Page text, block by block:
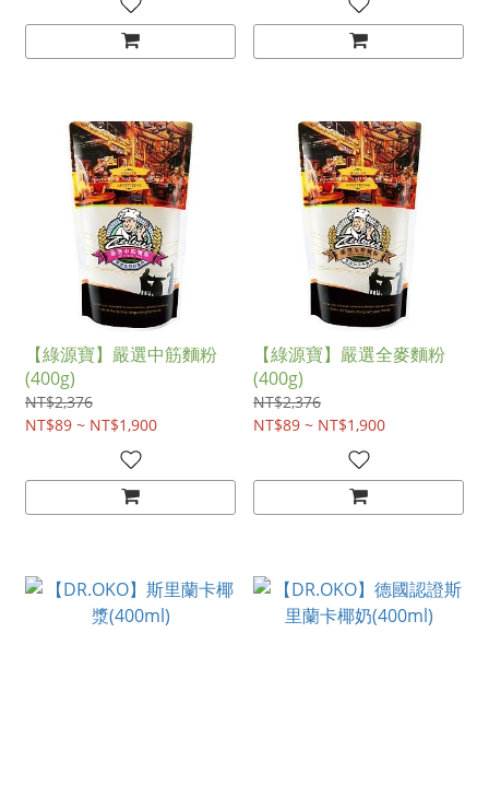
【綠源寶】嚴選中筋麵粉
(400g)
NT$2,376
NT$89 ~ NT$1,900
【綠源寶】嚴選全麥麵粉
(400g)
NT$2,376
NT$89 ~ NT$1,900